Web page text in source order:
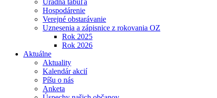
Úradná tabuľa
Hospodárenie
Verejné obstarávanie
Uznesenia a zápisnice z rokovania OZ
Rok 2025
Rok 2026
Aktuálne
Aktuality
Kalendár akcií
Píšu o nás
Anketa